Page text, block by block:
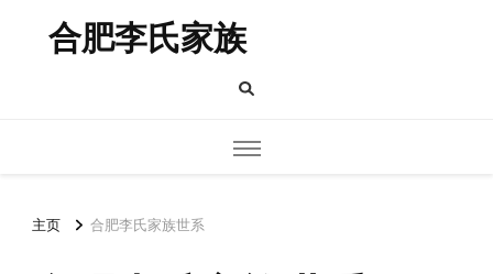
合肥李氏家族
主页 合肥李氏家族世系